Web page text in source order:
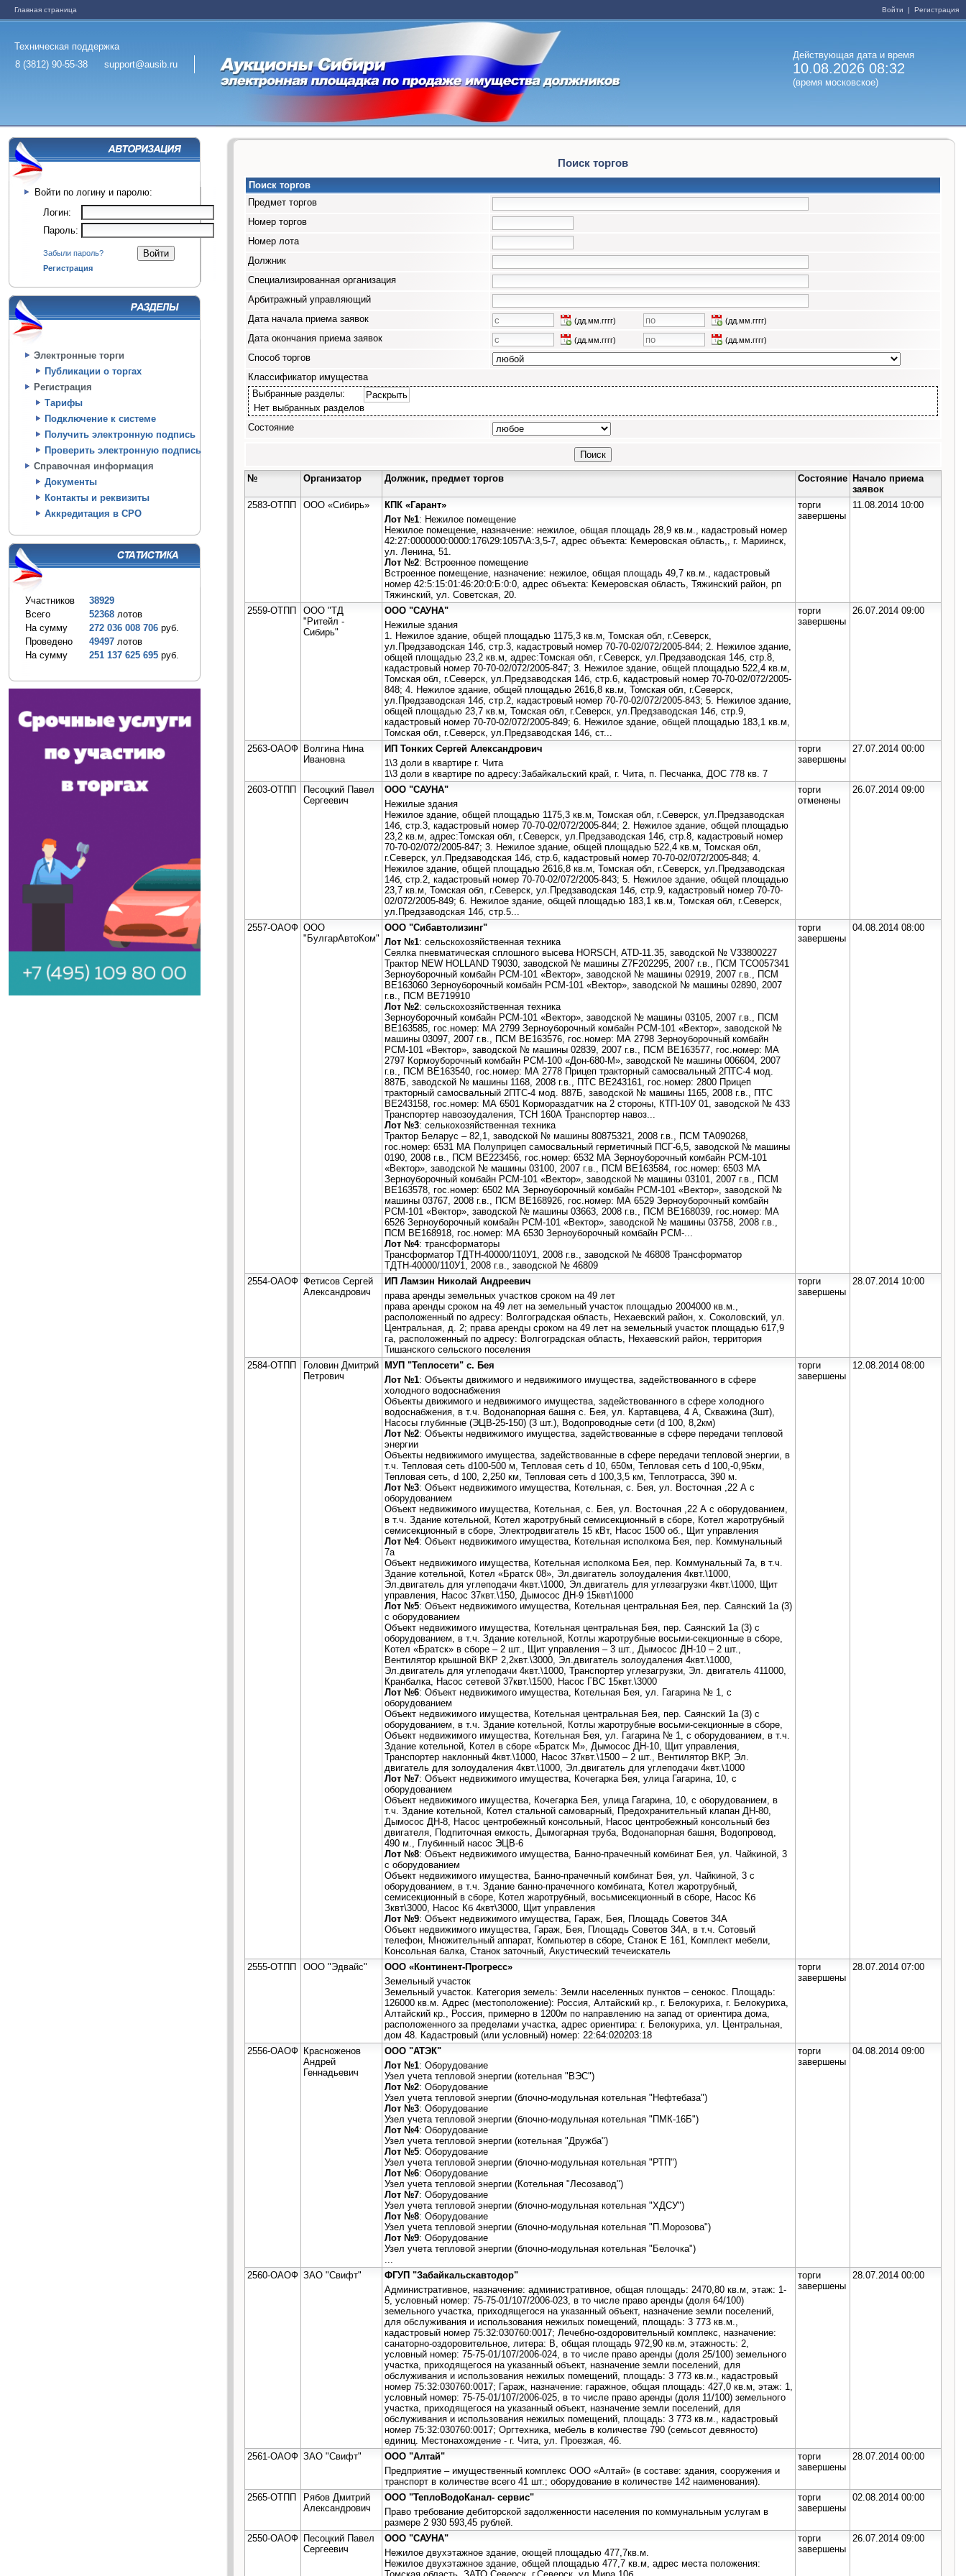
Главная страница Войти | Регистрация
Техническая поддержка
8 (3812) 90-55-38
support@ausib.ru
Действующая дата и время
10.08.2026 08:32
(время московское)
Войти по логину и паролю:
Логин:
Пароль:
Забыли пароль?
Регистрация
Электронные торги
Публикации о торгах
Регистрация
Тарифы
Подключение к системе
Получить электронную подпись
Проверить электронную подпись
Справочная информация
Документы
Контакты и реквизиты
Аккредитация в СРО
Участников
38929
Всего
52368 лотов
На сумму
272 036 008 706 руб.
Проведено
49497 лотов
На сумму
251 137 625 695 руб.
Поиск торгов
Поиск торгов
Предмет торгов
Номер торгов
Номер лота
Должник
Специализированная организация
Арбитражный управляющий
Дата начала приема заявок
(дд.мм.гггг) (дд.мм.гггг)
Дата окончания приема заявок (дд.мм.гггг) (дд.мм.гггг)
Способ торгов
Классификатор имущества
Выбранные разделы:
Раскрыть
Нет выбранных разделов
Состояние
№ Организатор Должник, предмет торгов Состояние Начало приема
заявок
2583-ОТПП
ООО «Сибирь»
КПК «Гарант»
Лот №1: Нежилое помещение
Нежилое помещение, назначение: нежилое, общая площадь 28,9 кв.м., кадастровый номер
42:27:0000000:0000:176\29:1057\А:3,5-7, адрес объекта: Кемеровская область,, г. Мариинск,
ул. Ленина, 51.
Лот №2: Встроенное помещение
Встроенное помещение, назначение: нежилое, общая площадь 49,7 кв.м., кадастровый
номер 42:5:15:01:46:20:0:Б:0:0, адрес объекта: Кемеровская область, Тяжинский район, рп
Тяжинский, ул. Советская, 20.
торги
завершены
11.08.2014 10:00
2559-ОТПП
ООО "ТД
"Ритейл -
Сибирь"
ООО "САУНА"
Нежилые здания
1. Нежилое здание, общей площадью 1175,3 кв.м, Томская обл, г.Северск,
ул.Предзаводская 14б, стр.3, кадастровый номер 70-70-02/072/2005-844; 2. Нежилое здание,
общей площадью 23,2 кв.м, адрес:Томская обл, г.Северск, ул.Предзаводская 14б, стр.8,
кадастровый номер 70-70-02/072/2005-847; 3. Нежилое здание, общей площадью 522,4 кв.м,
Томская обл, г.Северск, ул.Предзаводская 14б, стр.6, кадастровый номер 70-70-02/072/2005-
848; 4. Нежилое здание, общей площадью 2616,8 кв.м, Томская обл, г.Северск,
ул.Предзаводская 14б, стр.2, кадастровый номер 70-70-02/072/2005-843; 5. Нежилое здание,
общей площадью 23,7 кв.м, Томская обл, г.Северск, ул.Предзаводская 14б, стр.9,
кадастровый номер 70-70-02/072/2005-849; 6. Нежилое здание, общей площадью 183,1 кв.м,
Томская обл, г.Северск, ул.Предзаводская 14б, ст...
торги
завершены
26.07.2014 09:00
2563-ОАОФ Волгина Нина
Ивановна
ИП Тонких Сергей Александрович
1\3 доли в квартире г. Чита
1\3 доли в квартире по адресу:Забайкальский край, г. Чита, п. Песчанка, ДОС 778 кв. 7
торги
завершены
27.07.2014 00:00
2603-ОТПП
Песоцкий Павел
Сергеевич
ООО "САУНА"
Нежилые здания
Нежилое здание, общей площадью 1175,3 кв.м, Томская обл, г.Северск, ул.Предзаводская
14б, стр.3, кадастровый номер 70-70-02/072/2005-844; 2. Нежилое здание, общей площадью
23,2 кв.м, адрес:Томская обл, г.Северск, ул.Предзаводская 14б, стр.8, кадастровый номер
70-70-02/072/2005-847; 3. Нежилое здание, общей площадью 522,4 кв.м, Томская обл,
г.Северск, ул.Предзаводская 14б, стр.6, кадастровый номер 70-70-02/072/2005-848; 4.
Нежилое здание, общей площадью 2616,8 кв.м, Томская обл, г.Северск, ул.Предзаводская
14б, стр.2, кадастровый номер 70-70-02/072/2005-843; 5. Нежилое здание, общей площадью
23,7 кв.м, Томская обл, г.Северск, ул.Предзаводская 14б, стр.9, кадастровый номер 70-70-
02/072/2005-849; 6. Нежилое здание, общей площадью 183,1 кв.м, Томская обл, г.Северск,
ул.Предзаводская 14б, стр.5...
торги
отменены
26.07.2014 09:00
2557-ОАОФ ООО
"БулгарАвтоКом"
ООО "Сибавтолизинг"
Лот №1: сельскохозяйственная техника
Сеялка пневматическая сплошного высева HORSCH, ATD-11.35, заводской № V33800227
Трактор NEW HOLLAND Т9030, заводской № машины Z7F202295, 2007 г.в., ПСМ ТСО057341
Зерноуборочный комбайн РСМ-101 «Вектор», заводской № машины 02919, 2007 г.в., ПСМ
ВЕ163060 Зерноуборочный комбайн РСМ-101 «Вектор», заводской № машины 02890, 2007
г.в., ПСМ ВЕ719910
Лот №2: сельскохозяйственная техника
Зерноуборочный комбайн РСМ-101 «Вектор», заводской № машины 03105, 2007 г.в., ПСМ
ВЕ163585, гос.номер: МА 2799 Зерноуборочный комбайн РСМ-101 «Вектор», заводской №
машины 03097, 2007 г.в., ПСМ ВЕ163576, гос.номер: МА 2798 Зерноуборочный комбайн
РСМ-101 «Вектор», заводской № машины 02839, 2007 г.в., ПСМ ВЕ163577, гос.номер: МА
2797 Кормоуборочный комбайн РСМ-100 «Дон-680-М», заводской № машины 006604, 2007
г.в., ПСМ ВЕ163540, гос.номер: МА 2778 Прицеп тракторный самосвальный 2ПТС-4 мод.
887Б, заводской № машины 1168, 2008 г.в., ПТС ВЕ243161, гос.номер: 2800 Прицеп
тракторный самосвальный 2ПТС-4 мод. 887Б, заводской № машины 1165, 2008 г.в., ПТС
ВЕ243158, гос.номер: МА 6501 Кормораздатчик на 2 стороны, КТП-10У 01, заводской № 433
Транспортер навозоудаления, ТСН 160А Транспортер навоз...
Лот №3: селькохозяйственная техника
Трактор Беларус – 82,1, заводской № машины 80875321, 2008 г.в., ПСМ ТА090268,
гос.номер: 6531 МА Полуприцеп самосвальный герметичный ПСГ-6,5, заводской № машины
0190, 2008 г.в., ПСМ ВЕ223456, гос.номер: 6532 МА Зерноуборочный комбайн РСМ-101
«Вектор», заводской № машины 03100, 2007 г.в., ПСМ ВЕ163584, гос.номер: 6503 МА
Зерноуборочный комбайн РСМ-101 «Вектор», заводской № машины 03101, 2007 г.в., ПСМ
ВЕ163578, гос.номер: 6502 МА Зерноуборочный комбайн РСМ-101 «Вектор», заводской №
машины 03767, 2008 г.в., ПСМ ВЕ168926, гос.номер: МА 6529 Зерноуборочный комбайн
РСМ-101 «Вектор», заводской № машины 03663, 2008 г.в., ПСМ ВЕ168039, гос.номер: МА
6526 Зерноуборочный комбайн РСМ-101 «Вектор», заводской № машины 03758, 2008 г.в.,
ПСМ ВЕ168918, гос.номер: МА 6530 Зерноуборочный комбайн РСМ-...
Лот №4: трансформаторы
Трансформатор ТДТН-40000/110У1, 2008 г.в., заводской № 46808 Трансформатор
ТДТН-40000/110У1, 2008 г.в., заводской № 46809
торги
завершены
04.08.2014 08:00
2554-ОАОФ Фетисов Сергей
Александрович
ИП Ламзин Николай Андреевич
права аренды земельных участков сроком на 49 лет
права аренды сроком на 49 лет на земельный участок площадью 2004000 кв.м.,
расположенный по адресу: Волгоградская область, Нехаевский район, х. Соколовский, ул.
Центральная, д. 2; права аренды сроком на 49 лет на земельный участок площадью 617,9
га, расположенный по адресу: Волгоградская область, Нехаевский район, территория
Тишанского сельского поселения
торги
завершены
28.07.2014 10:00
2584-ОТПП
Головин Дмитрий
Петрович
МУП "Теплосети" с. Бея
Лот №1: Объекты движимого и недвижимого имущества, задействованного в сфере
холодного водоснабжения
Объекты движимого и недвижимого имущества, задействованного в сфере холодного
водоснабжения, в т.ч. Водонапорная башня с. Бея, ул. Картавцева, 4 А, Скважина (3шт),
Насосы глубинные (ЭЦВ-25-150) (3 шт.), Водопроводные сети (d 100, 8,2км)
Лот №2: Объекты недвижимого имущества, задействованные в сфере передачи тепловой
энергии
Объекты недвижимого имущества, задействованные в сфере передачи тепловой энергии, в
т.ч. Тепловая сеть d100-500 м, Тепловая сеть d 10, 650м, Тепловая сеть d 100,-0,95км,
Тепловая сеть, d 100, 2,250 км, Тепловая сеть d 100,3,5 км, Теплотрасса, 390 м.
Лот №3: Объект недвижимого имущества, Котельная, с. Бея, ул. Восточная ,22 А с
оборудованием
Объект недвижимого имущества, Котельная, с. Бея, ул. Восточная ,22 А с оборудованием,
в т.ч. Здание котельной, Котел жаротрубный семисекционный в сборе, Котел жаротрубный
семисекционный в сборе, Электродвигатель 15 кВт, Насос 1500 об., Щит управления
Лот №4: Объект недвижимого имущества, Котельная исполкома Бея, пер. Коммунальный
7а
Объект недвижимого имущества, Котельная исполкома Бея, пер. Коммунальный 7а, в т.ч.
Здание котельной, Котел «Братск 08», Эл.двигатель золоудаления 4квт.\1000,
Эл.двигатель для углеподачи 4квт.\1000, Эл.двигатель для углезагрузки 4квт.\1000, Щит
управления, Насос 37квт.\150, Дымосос ДН-9 15квт\1000
Лот №5: Объект недвижимого имущества, Котельная центральная Бея, пер. Саянский 1а (3)
с оборудованием
Объект недвижимого имущества, Котельная центральная Бея, пер. Саянский 1а (3) с
оборудованием, в т.ч. Здание котельной, Котлы жаротрубные восьми-секционные в сборе,
Котел «Братск» в сборе – 2 шт., Щит управления – 3 шт., Дымосос ДН-10 – 2 шт.,
Вентилятор крышной ВКР 2,2квт.\3000, Эл.двигатель золоудаления 4квт.\1000,
Эл.двигатель для углеподачи 4квт.\1000, Транспортер углезагрузки, Эл. двигатель 411000,
Кранбалка, Насос сетевой 37квт.\1500, Насос ГВС 15квт.\3000
Лот №6: Объект недвижимого имущества, Котельная Бея, ул. Гагарина № 1, с
оборудованием
Объект недвижимого имущества, Котельная центральная Бея, пер. Саянский 1а (3) с
оборудованием, в т.ч. Здание котельной, Котлы жаротрубные восьми-секционные в сборе,
Объект недвижимого имущества, Котельная Бея, ул. Гагарина № 1, с оборудованием, в т.ч.
Здание котельной, Котел в сборе «Братск М», Дымосос ДН-10, Щит управления,
Транспортер наклонный 4квт.\1000, Насос 37квт.\1500 – 2 шт., Вентилятор ВКР, Эл.
двигатель для золоудаления 4квт.\1000, Эл.двигатель для углеподачи 4квт.\1000
Лот №7: Объект недвижимого имущества, Кочегарка Бея, улица Гагарина, 10, с
оборудованием
Объект недвижимого имущества, Кочегарка Бея, улица Гагарина, 10, с оборудованием, в
т.ч. Здание котельной, Котел стальной самоварный, Предохранительный клапан ДН-80,
Дымосос ДН-8, Насос центробежный консольный, Насос центробежный консольный без
двигателя, Подпиточная емкость, Дымогарная труба, Водонапорная башня, Водопровод,
490 м., Глубинный насос ЭЦВ-6
Лот №8: Объект недвижимого имущества, Банно-прачечный комбинат Бея, ул. Чайкиной, 3
с оборудованием
Объект недвижимого имущества, Банно-прачечный комбинат Бея, ул. Чайкиной, 3 с
оборудованием, в т.ч. Здание банно-прачечного комбината, Котел жаротрубный,
семисекционный в сборе, Котел жаротрубный, восьмисекционный в сборе, Насос Кб
Зквт\3000, Насос Кб 4квт\3000, Щит управления
Лот №9: Объект недвижимого имущества, Гараж, Бея, Площадь Советов 34А
Объект недвижимого имущества, Гараж, Бея, Площадь Советов 34А, в т.ч. Сотовый
телефон, Множительный аппарат, Компьютер в сборе, Станок Е 161, Комплект мебели,
Консольная балка, Станок заточный, Акустический течеискатель
торги
завершены
12.08.2014 08:00
2555-ОТПП ООО "Эдвайс"
ООО «Континент-Прогресс»
Земельный участок
Земельный участок. Категория земель: Земли населенных пунктов – сенокос. Площадь:
126000 кв.м. Адрес (местоположение): Россия, Алтайский кр., г. Белокуриха, г. Белокуриха,
Алтайский кр., Россия, примерно в 1200м по направлению на запад от ориентира дома,
расположенного за пределами участка, адрес ориентира: г. Белокуриха, ул. Центральная,
дом 48. Кадастровый (или условный) номер: 22:64:020203:18
торги
завершены
28.07.2014 07:00
2556-ОАОФ Красноженов
Андрей
Геннадьевич
ООО "АТЭК"
Лот №1: Оборудование
Узел учета тепловой энергии (котельная "ВЭС")
Лот №2: Оборудование
Узел учета тепловой энергии (блочно-модульная котельная "Нефтебаза")
Лот №3: Оборудование
Узел учета тепловой энергии (блочно-модульная котельная "ПМК-16Б")
Лот №4: Оборудование
Узел учета тепловой энергии (котельная "Дружба")
Лот №5: Оборудование
Узел учета тепловой энергии (блочно-модульная котельная "РТП")
Лот №6: Оборудование
Узел учета тепловой энергии (Котельная "Лесозавод")
Лот №7: Оборудование
Узел учета тепловой энергии (блочно-модульная котельная "ХДСУ")
Лот №8: Оборудование
Узел учета тепловой энергии (блочно-модульная котельная "П.Морозова")
Лот №9: Оборудование
Узел учета тепловой энергии (блочно-модульная котельная "Белочка")
торги
завершены
04.08.2014 09:00
2560-ОАОФ ЗАО "Свифт"
ФГУП "Забайкальскавтодор"
Административное, назначение: административное, общая площадь: 2470,80 кв.м, этаж: 1-
5, условный номер: 75-75-01/107/2006-023, в то числе право аренды (доля 64/100)
земельного участка, приходящегося на указанный объект, назначение земли поселений,
для обслуживания и использования нежилых помещений, площадь: 3 773 кв.м.,
кадастровый номер 75:32:030760:0017; Лечебно-оздоровительный комплекс, назначение:
санаторно-оздоровительное, литера: В, общая площадь 972,90 кв.м, этажность: 2,
условный номер: 75-75-01/107/2006-024, в то числе право аренды (доля 25/100) земельного
участка, приходящегося на указанный объект, назначение земли поселений, для
обслуживания и использования нежилых помещений, площадь: 3 773 кв.м., кадастровый
номер 75:32:030760:0017; Гараж, назначение: гаражное, общая площадь: 427,0 кв.м, этаж: 1,
условный номер: 75-75-01/107/2006-025, в то числе право аренды (доля 11/100) земельного
участка, приходящегося на указанный объект, назначение земли поселений, для
обслуживания и использования нежилых помещений, площадь: 3 773 кв.м., кадастровый
номер 75:32:030760:0017; Оргтехника, мебель в количестве 790 (семьсот девяносто)
единиц. Местонахождение - г. Чита, ул. Проезжая, 46.
торги
завершены
28.07.2014 00:00
2561-ОАОФ ЗАО "Свифт"
ООО "Алтай"
Предприятие – имущественный комплекс ООО «Алтай» (в составе: здания, сооружения и
транспорт в количестве всего 41 шт.; оборудование в количестве 142 наименования).
торги
завершены
28.07.2014 00:00
2565-ОТПП
Рябов Дмитрий
Александрович
ООО "ТеплоВодоКанал- сервис"
Право требование дебиторской задолженности населения по коммунальным услугам в
размере 2 930 593,45 рублей.
торги
завершены
02.08.2014 00:00
2550-ОАОФ Песоцкий Павел
Сергеевич
ООО "САУНА"
Нежилое двухэтажное здание, оющей площадью 477,7кв.м.
Нежилое двухэтажное здание, общей площадью 477,7 кв.м, адрес места положения:
торги
завершены
26.07.2014 09:00